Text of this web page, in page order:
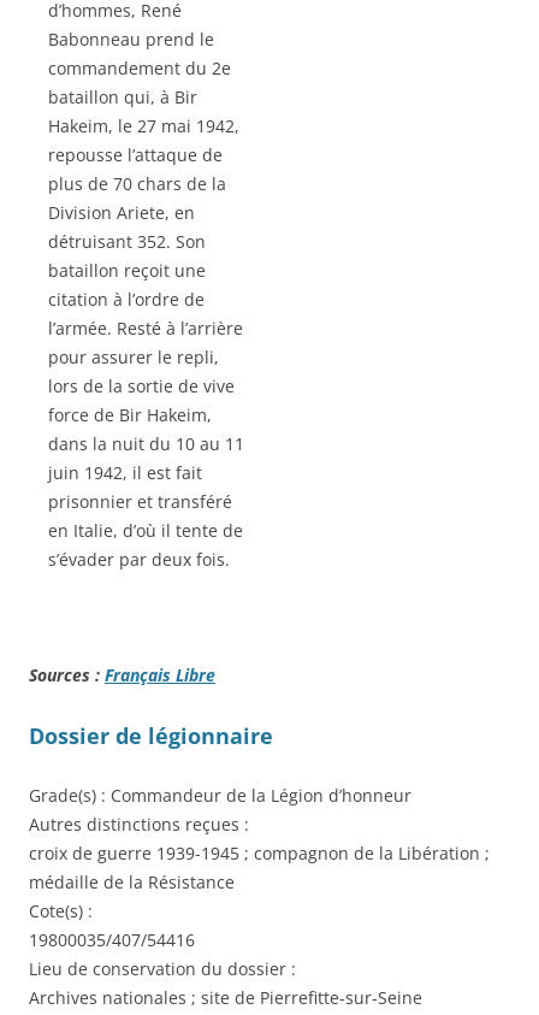
d’hommes, René
Babonneau prend le
commandement du 2e
bataillon qui, à Bir
Hakeim, le 27 mai 1942,
repousse l’attaque de
plus de 70 chars de la
Division Ariete, en
détruisant 352. Son
bataillon reçoit une
citation à l’ordre de
l’armée. Resté à l’arrière
pour assurer le repli,
lors de la sortie de vive
force de Bir Hakeim,
dans la nuit du 10 au 11
juin 1942, il est fait
prisonnier et transféré
en Italie, d’où il tente de
s’évader par deux fois.
Sources : Français Libre
Dossier de légionnaire
Grade(s) : Commandeur de la Légion d’honneur
Autres distinctions reçues :
croix de guerre 1939-1945 ; compagnon de la Libération ;
médaille de la Résistance
Cote(s) :
19800035/407/54416
Lieu de conservation du dossier :
Archives nationales ; site de Pierrefitte-sur-Seine